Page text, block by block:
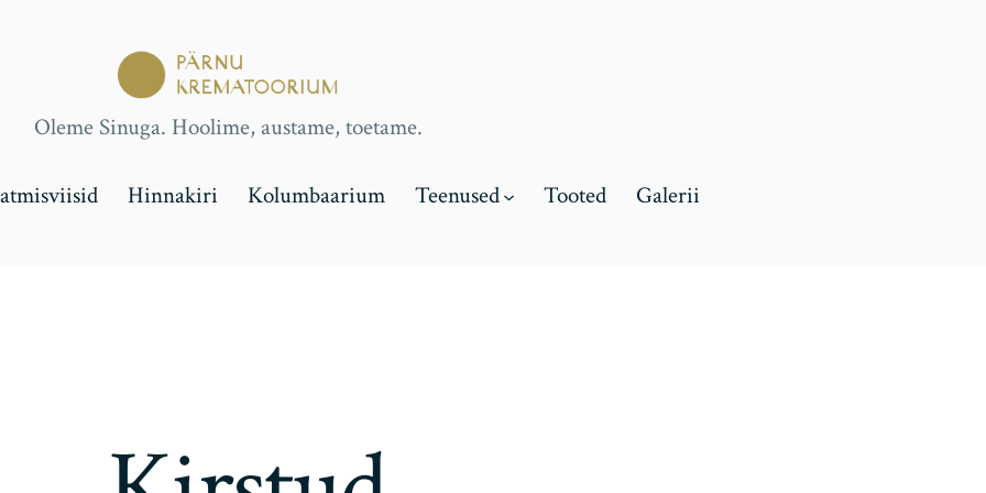
Oleme Sinuga. Hoolime, austame, toetame.
Hinnakiri Kolumbaarium Teenused Tooted Galerii